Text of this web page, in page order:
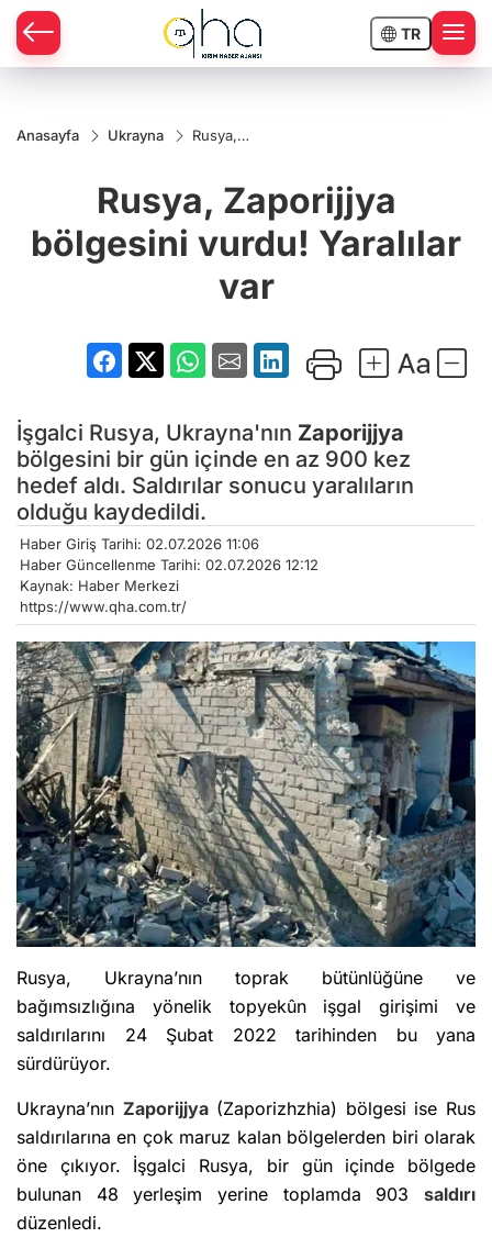
TR
Anasayfa Ukrayna
Rusya,
vurdu!
Yaralılar
var
Rusya, Zaporijjya
bölgesini vurdu! Yaralılar
var
İşgalci Rusya, Ukrayna'nın Zaporijjya
bölgesini bir gün içinde en az 900 kez
hedef aldı. Saldırılar sonucu yaralıların
olduğu kaydedildi.
Haber Giriş Tarihi: 02.07.2026 11:06
Haber Güncellenme Tarihi: 02.07.2026 12:12
Kaynak: Haber Merkezi
https://www.qha.com.tr/
Rusya, Ukrayna’nın toprak bütünlüğüne ve
bağımsızlığına yönelik topyekûn işgal girişimi ve
saldırılarını 24 Şubat 2022 tarihinden bu yana
sürdürüyor.
Ukrayna’nın Zaporijjya(Zaporizhzhia) bölgesi ise Rus
saldırılarına en çok maruz kalan bölgelerden biri olarak
öne çıkıyor. İşgalci Rusya, bir gün içinde bölgede
bulunan 48 yerleşim yerine toplamda 903 saldırı
düzenledi.